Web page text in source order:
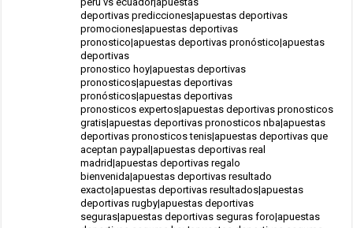
deportivas predicciones|apuestas deportivas
promociones|apuestas deportivas
pronostico|apuestas deportivas pronóstico|apuestas
deportivas
pronostico hoy|apuestas deportivas
pronosticos|apuestas deportivas
pronósticos|apuestas deportivas
pronosticos expertos|apuestas deportivas pronosticos
gratis|apuestas deportivas pronosticos nba|apuestas
deportivas pronosticos tenis|apuestas deportivas que
aceptan paypal|apuestas deportivas real
madrid|apuestas deportivas regalo
bienvenida|apuestas deportivas resultado
exacto|apuestas deportivas resultados|apuestas
deportivas rugby|apuestas deportivas
seguras|apuestas deportivas seguras foro|apuestas